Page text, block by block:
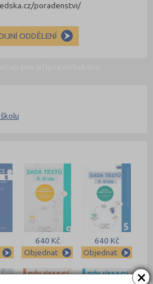
×
poradenstvi/
ODDĚLENÍ
640 Kč
Objednat
640 Kč
Objednat